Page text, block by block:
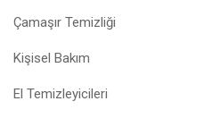
Çamaşır Temizliği
Kişisel Bakım
El Temizleyicileri